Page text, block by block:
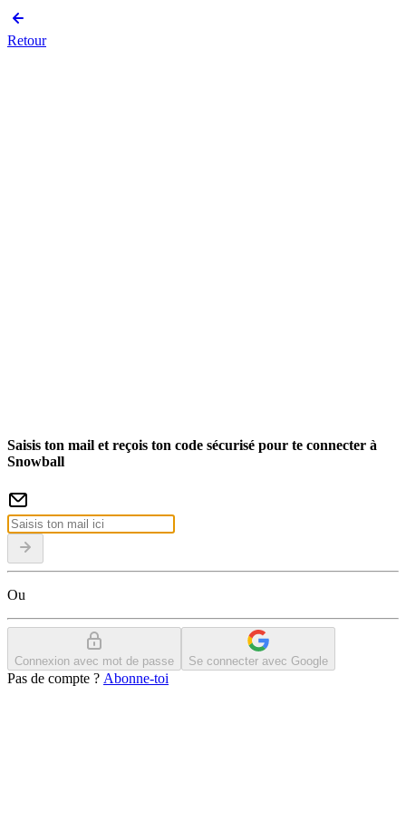
Retour
Saisis ton mail et reçois ton code sécurisé pour te connecter à
Snowball
Ou
Connexion avec mot de passe Se connecter avec Google
Pas de compte ? Abonne-toi